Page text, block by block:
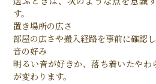
す。
置き場所の広さ
部屋の広さや搬入経路を事前に確認
音の好み
明るい音が好きか、落ち着いたや
が変わります。